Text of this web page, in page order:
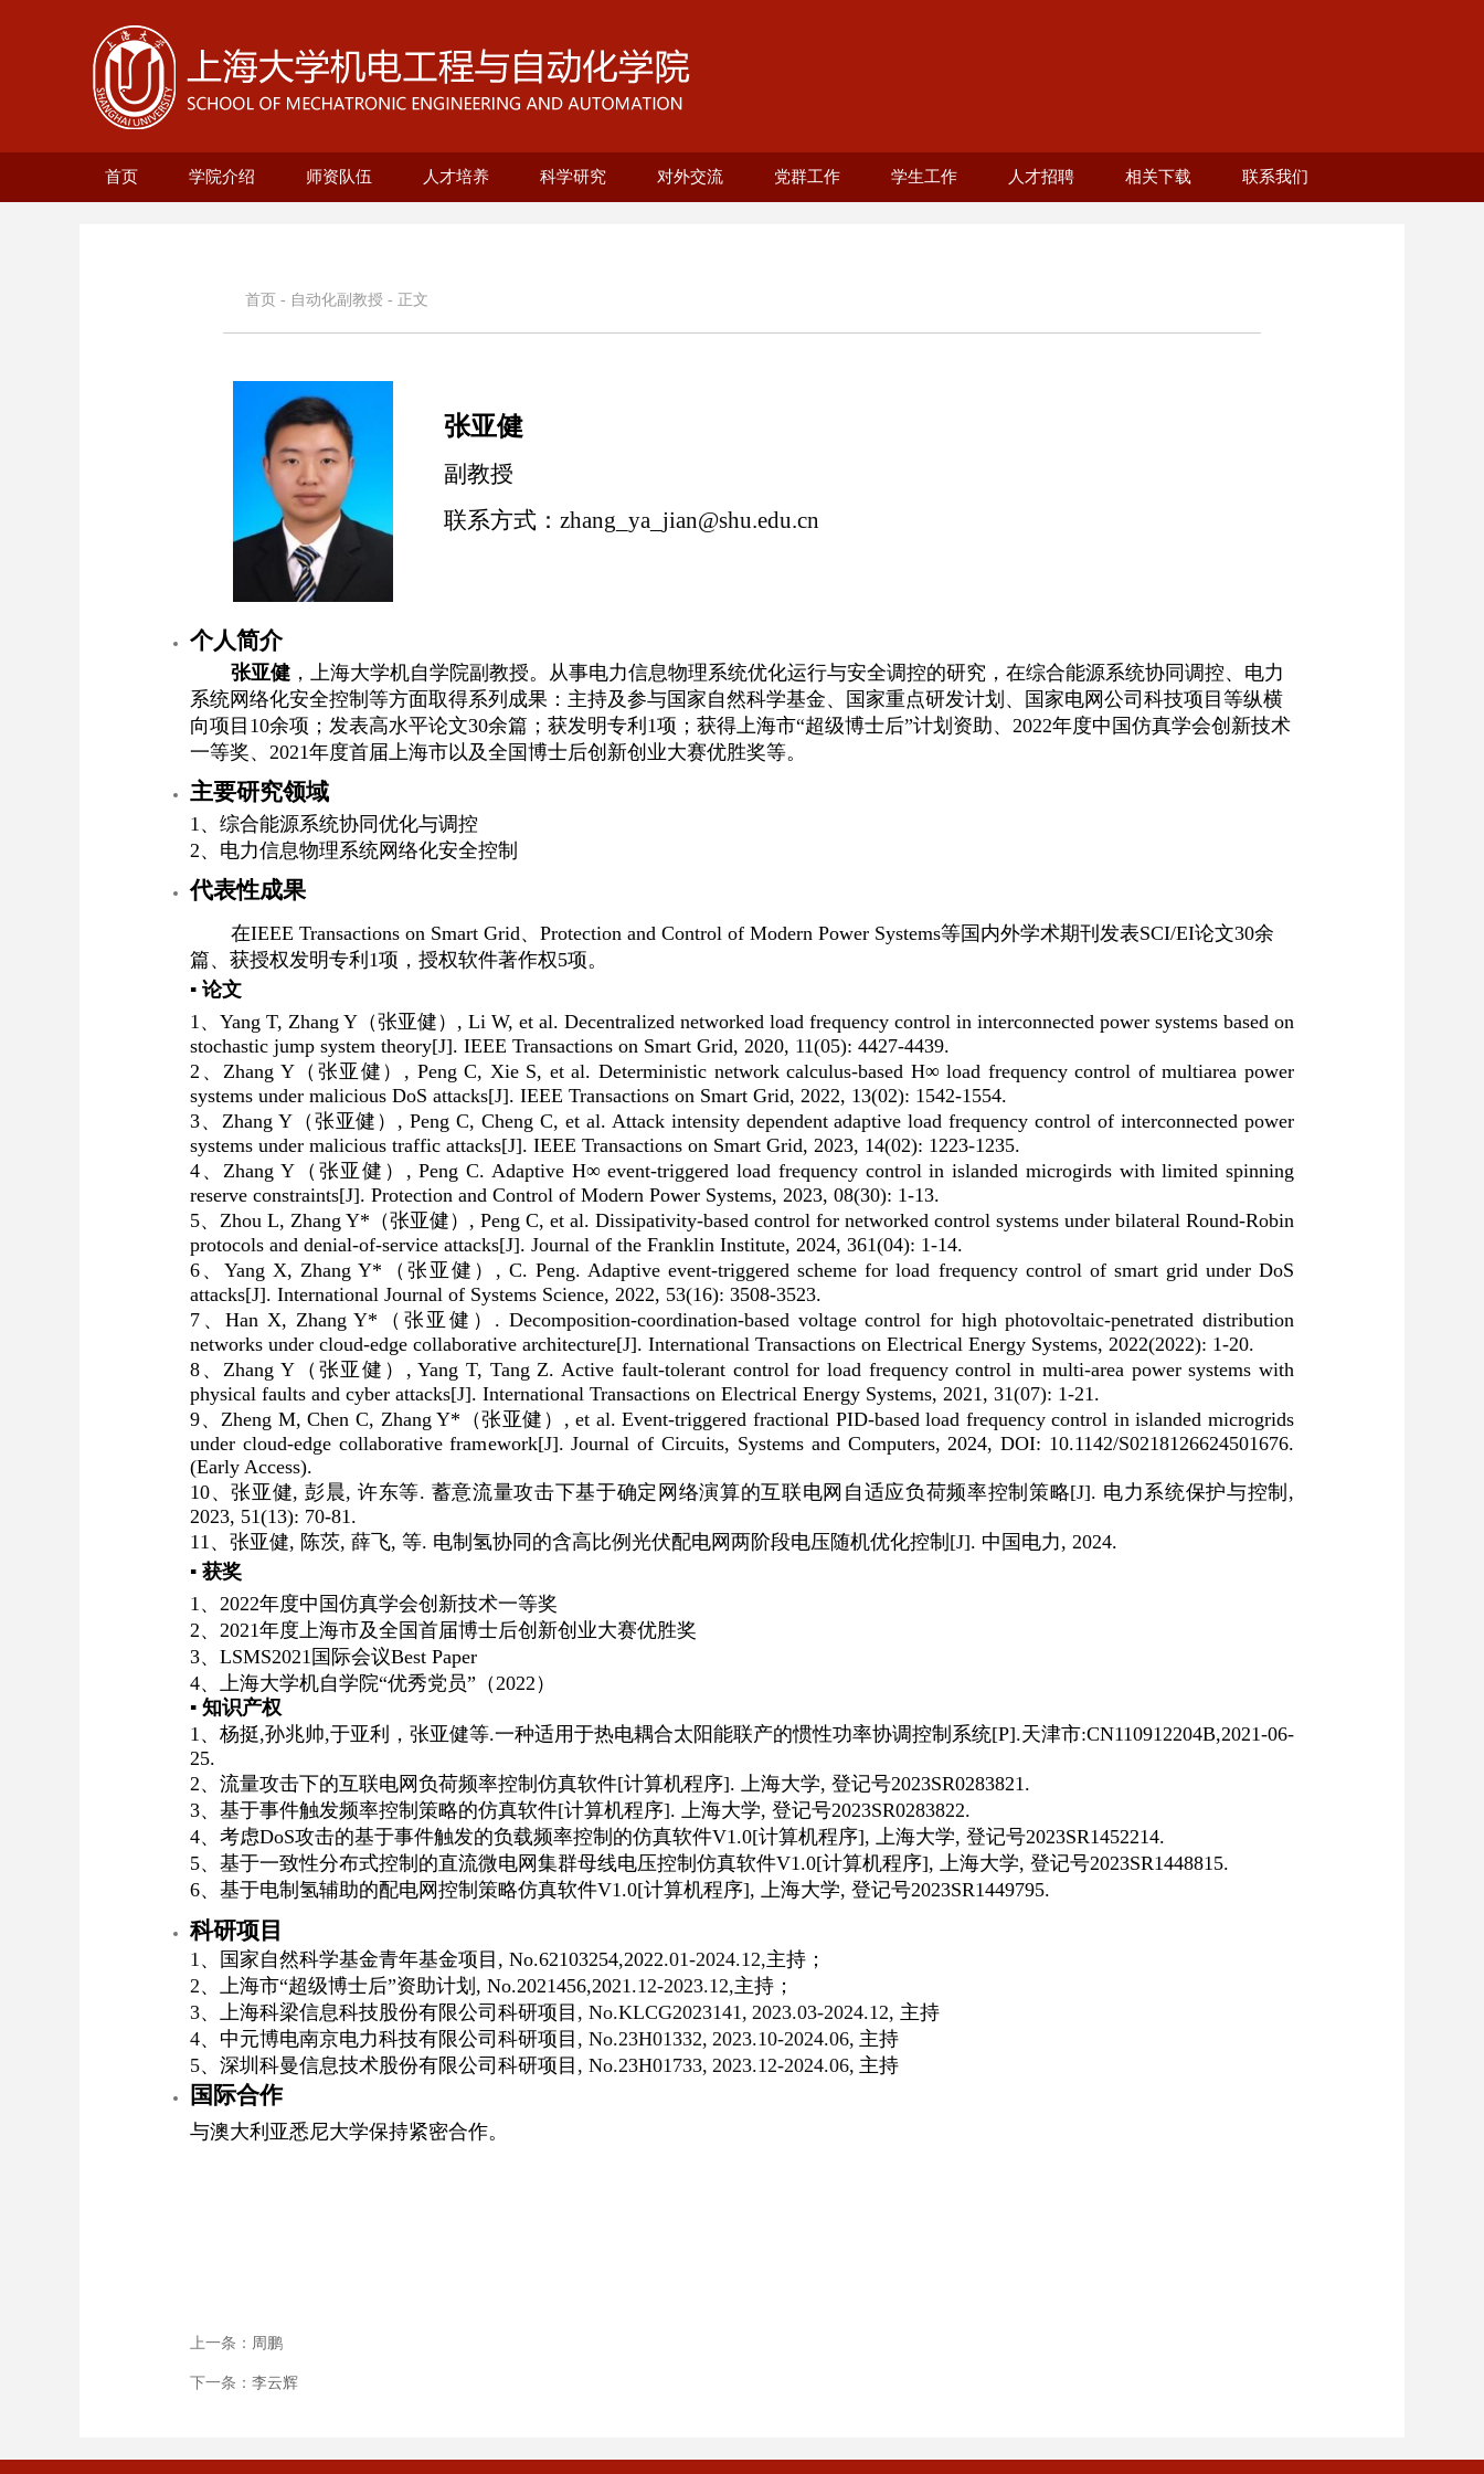
首页 学院介绍 师资队伍 人才培养 科学研究 对外交流 党群工作 学生工作 人才招聘 相关下载 联系我们
首页 - 自动化副教授 - 正文
张亚健
副教授
联系方式： zhang_ya_jian@shu.edu.cn
个人简介
张亚健 ，上海大学机自学院副教授。 从事电力信息物理系统优化运行与安全调控的研究，在综合能源系统协同调控、电力
系统网络化安全控制等方面取得系列成果：主持及参与国家自然科学基金、国家重点研发计划、国家电网公司科技项目等纵横
向项目10余项；发表高水平论文30余篇；获发明专利1项；获得上海市“超级博士后”计划资助、2022年度中国仿真学会创新技术
一等奖、2021年度首届上海市以及全国博士后创新创业大赛优胜奖等。
主要研究领域
1、综合能源系统协同优化与调控
2、电力信息物理系统网络化安全控制
代表性成果
在IEEE Transactions on Smart Grid、Protection and Control of Modern Power Systems等国内外学术期刊发表SCI/EI论文30余
篇、获授权发明专利1项，授权软件著作权5项。
▪ 论文
1、 Yang T, Zhang Y （张亚健） , Li W, et al. Decentralized networked load frequency control in interconnected power systems based on
stochastic jump system theory[J]. IEEE Transactions on Smart Grid, 2020, 11(05): 4427-4439.
2 、Zhang Y（张亚健） , Peng C, Xie S, et al. Deterministic network calculus-based H∞ load frequency control of multiarea power
systems under malicious DoS attacks[J]. IEEE Transactions on Smart Grid, 2022, 13(02): 1542-1554.
3、 Zhang Y（张亚健） , Peng C, Cheng C, et al. Attack intensity dependent adaptive load frequency control of interconnected power
systems under malicious traffic attacks[J]. IEEE Transactions on Smart Grid, 2023, 14(02): 1223-1235.
4 、Zhang Y （张亚健） , Peng C. Adaptive H∞ event-triggered load frequency control in islanded microgirds with limited spinning
reserve constraints[J]. Protection and Control of Modern Power Systems, 2023, 08(30): 1-13.
5、 Zhou L, Zhang Y* （张亚健） , Peng C, et al. Dissipativity-based control for networked control systems under bilateral Round-Robin
protocols and denial-of-service attacks[J]. Journal of the Franklin Institute, 2024, 361(04): 1-14.
6 、Yang X, Zhang Y* （张亚健） , C. Peng. Adaptive event-triggered scheme for load frequency control of smart grid under DoS
attacks[J]. International Journal of Systems Science, 2022, 53(16): 3508-3523.
7 、Han X, Zhang Y* （张亚健） . Decomposition-coordination-based voltage control for high photovoltaic-penetrated distribution
networks under cloud-edge collaborative architecture[J]. International Transactions on Electrical Energy Systems, 2022(2022): 1-20.
8 、Zhang Y （张亚健） , Yang T, Tang Z. Active fault-tolerant control for load frequency control in multi-area power systems with
physical faults and cyber attacks[J]. International Transactions on Electrical Energy Systems, 2021, 31(07): 1-21.
9、Zheng M, Chen C, Zhang Y* （张亚健） , et al. Event-triggered fractional PID-based load frequency control in islanded microgrids
under cloud-edge collaborative framework[J]. Journal of Circuits, Systems and Computers, 2024, DOI: 10.1142/S0218126624501676.
(Early Access).
10、张亚健,彭晨,许东等. 蓄意流量攻击下基于确定网络演算的互联电网自适应负荷频率控制策略[J]. 电力系统保护与控制 ,
2023, 51(13): 70-81.
11、张亚健, 陈茨, 薛飞, 等. 电制氢协同的含高比例光伏配电网两阶段电压随机优化控制 [J]. 中国电力, 2024.
▪ 获奖
1、 2022年度中国仿真学会创新技术一等奖
2、 2021年度上海市及全国首届博士后创新创业大赛优胜奖
3、 LSMS2021 国际会议Best Paper
4、上海大学机自学院“优秀党员” （2022 ）
▪ 知识产权
1、杨挺,孙兆帅,于亚利，张亚健等.一种适用于热电耦合太阳能联产的惯性功率协调控制系统[P].天津市:CN110912204B,2021-06-
25.
2、流量攻击下的互联电网负荷频率控制仿真软件[计算机程序]. 上海大学, 登记号2023SR0283821.
3、基于事件触发频率控制策略的仿真软件[计算机程序]. 上海大学, 登记号2023SR0283822.
4、考虑DoS攻击的基于事件触发的负载频率控制的仿真软件V1.0[计算机程序], 上海大学, 登记号2023SR1452214.
5、基于一致性分布式控制的直流微电网集群母线电压控制仿真软件V1.0[计算机程序], 上海大学, 登记号2023SR1448815.
6、基于电制氢辅助的配电网控制策略仿真软件V1.0[计算机程序], 上海大学, 登记号2023SR1449795.
科研项目
1、国家自然科学基金青年基金项目 , No.62103254,2022.01-2024.12,主持；
2、上海市“超级博士后”资助计划 , No.2021456,2021.12-2023.12,主持；
3、上海科梁信息科技股份有限公司科研项目 , No.KLCG2023141, 2023.03-2024.12, 主持
4、中元博电南京电力科技有限公司科研项目 , No.23H01332, 2023.10-2024.06, 主持
5、深圳科曼信息技术股份有限公司科研项目 , No.23H01733, 2023.12-2024.06, 主持
国际合作
与澳大利亚悉尼大学保持紧密合作。
上一条： 周鹏
下一条： 李云辉